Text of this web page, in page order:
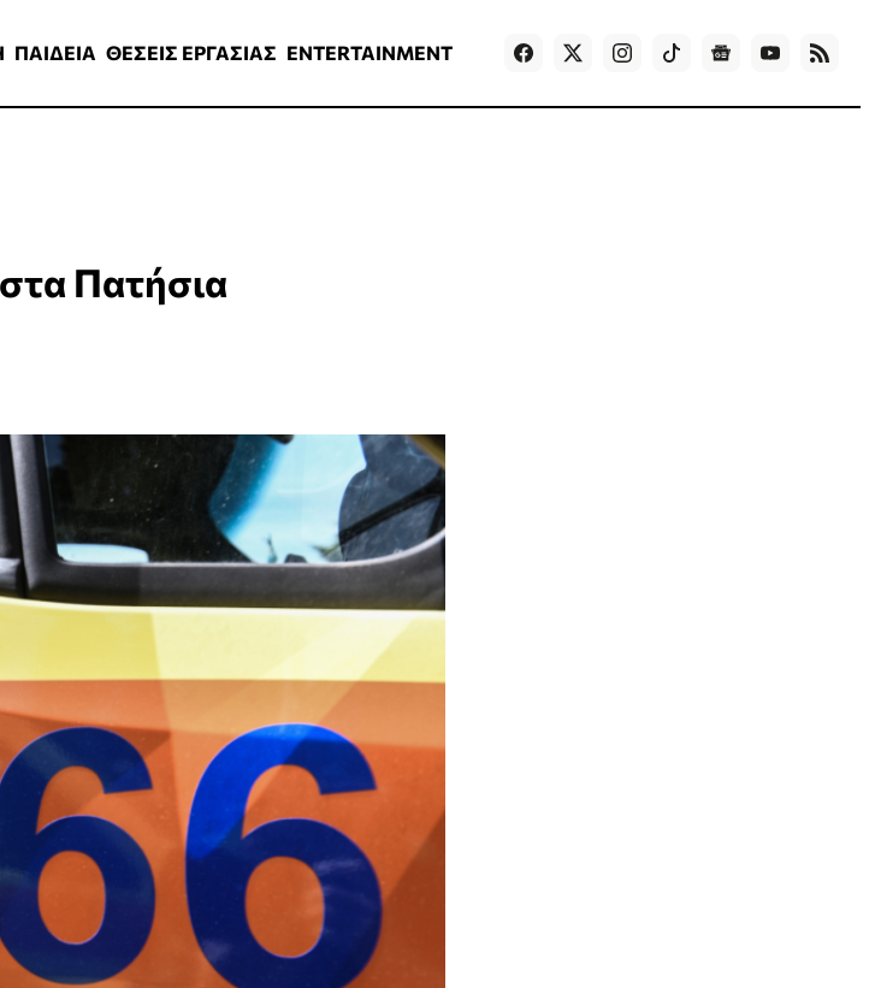
ΠΑΙΔΕΙΑ ΘΕΣΕΙΣ ΕΡΓΑΣΙΑΣ ENTERTAINMENT Games
Πατήσια